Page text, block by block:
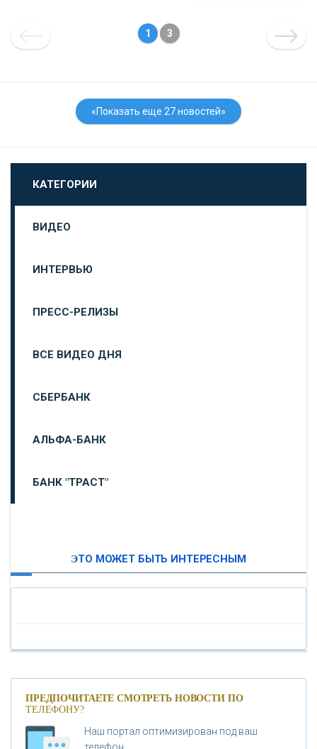
1 3
«Показать еще 27 новостей»
КАТЕГОРИИ
ВИДЕО
ИНТЕРВЬЮ
ПРЕСС-РЕЛИЗЫ
ВСЕ ВИДЕО ДНЯ
СБЕРБАНК
АЛЬФА-БАНК
БАНК "ТРАСТ"
«БАНК САНКТ-ПЕТЕРБУРГ»
«ПРОМСВЯЗЬБАНК»
«НОВИКОМБАНК»
ЭТО МОЖЕТ БЫТЬ ИНТЕРЕСНЫМ
ПРЕДПОЧИТАЕТЕ СМОТРЕТЬ НОВОСТИ ПО
ТЕЛЕФОНУ?
Наш портал оптимизирован под ваш
телефон.